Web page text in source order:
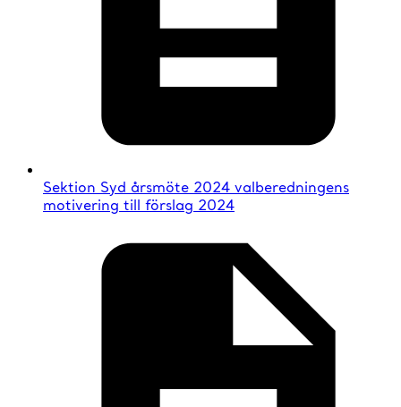
Sektion Syd årsmöte 2024 valberedningens
motivering till förslag 2024